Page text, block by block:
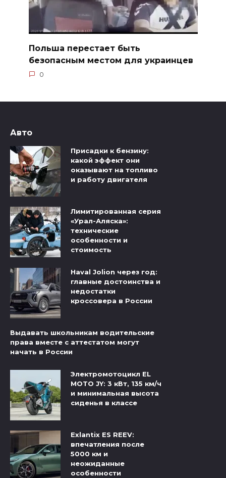
Польша перестает быть
безопасным местом для украинцев
0
Авто
Присадки к бензину:
какой эффект они
оказывают на топливо
и работу двигателя
Лимитированная серия
«Урал-Аляска»:
технические
особенности и
стоимость
Haval Jolion через год:
главные достоинства и
недостатки
кроссовера в России
Выдавать школьникам водительские
права вместе с аттестатом могут
начать в России
Электромотоцикл EL
MOTO JY: 3 кВт, 135 км/ч
и минимальная высота
сиденья в классе
Exlantix ES REEV:
впечатления после
5000 км и
неожиданные
особенности